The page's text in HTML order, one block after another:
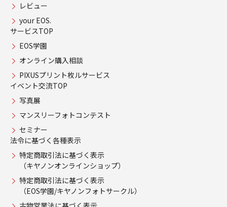
レビュー
your EOS.
サービスTOP
EOS学園
オンライン購入相談
PIXUSプリント枚ルサービス
イベント交流TOP
写真展
マンスリーフォトコンテスト
セミナー
法令に基づく各種表示
特定商取引法に基づく表示
（キヤノンオンラインショップ）
特定商取引法に基づく表示
（EOS学園/キヤノンフォトサークル）